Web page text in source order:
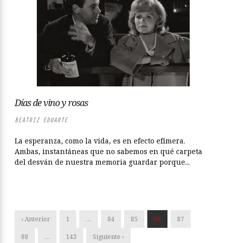
Días de vino y rosas
BEATRIZ EDUARTE
La esperanza, como la vida, es en efecto efímera.
Ambas, instantáneas que no sabemos en qué carpeta
del desván de nuestra memoria guardar porque...
‹ Anterior 1 … 84 85 86 87
88 … 143 Siguiente ›